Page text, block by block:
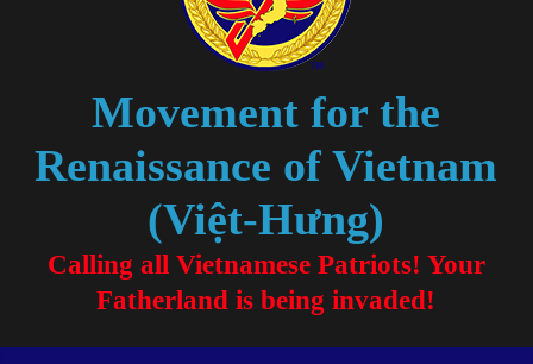
Movement for the
Renaissance of Vietnam
(Việt-Hưng)
Calling all Vietnamese Patriots! Your
Fatherland is being invaded!